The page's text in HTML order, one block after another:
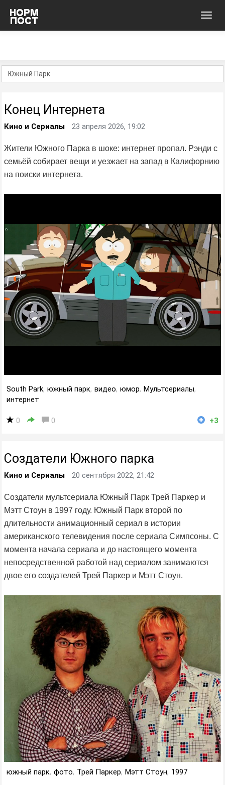
Конец Интернета
Кино и Сериалы 23 апреля 2026, 19:02
Жители Южного Парка в шоке: интернет пропал. Рэнди с
семьёй собирает вещи и уезжает на запад в Калифорнию
на поиски интернета.
South Park, южный парк, видео, юмор, Мультсериалы,
интернет
0 0 +3
Создатели Южного парка
Кино и Сериалы 20 сентября 2022, 21:42
Создатели мультсериала Южный Парк Трей Паркер и
Мэтт Стоун в 1997 году. Южный Парк второй по
длительности анимационный сериал в истории
американского телевидения после сериала Симпсоны. С
момента начала сериала и до настоящего момента
непосредственной работой над сериалом занимаются
двое его создателей Трей Паркер и Мэтт Стоун.
южный парк, фото, Трей Паркер, Мэтт Стоун, 1997